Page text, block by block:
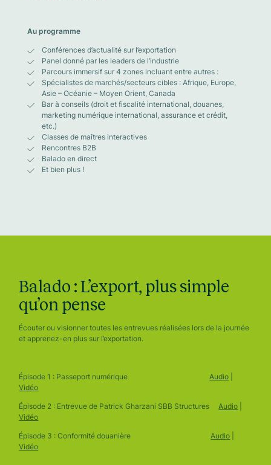
Au programme
Conférences d’actualité sur l’exportation
Panel donné par les leaders de l’industrie
Parcours immersif sur 4 zones incluant entre autres :
Spécialistes de marchés/secteurs cibles : Afrique, Europe,
Asie – Océanie – Moyen Orient, Canada
Bar à conseils (droit et fiscalité international, douanes,
marketing numérique international, assurance et crédit,
etc.)
Classes de maîtres interactives
Rencontres B2B
Balado en direct
Et bien plus !
Balado : L’export, plus simple
qu’on pense
Écouter ou visionner toutes les entrevues réalisées lors de la journée
et apprenez-en plus sur l’exportation.
Épisode 1 : Passeport numérique Audio
Vidéo
Épisode 2 : Entrevue de Patrick Gharzani SBB Structures Audio
Vidéo
Épisode 3 : Conformité douanière Audio
Vidéo